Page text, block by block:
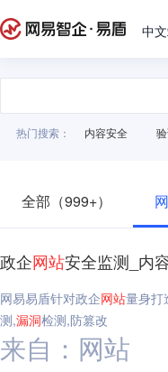
中
热门搜索： 内容安全
全部（999+）
政企网站安全监测_内
网易易盾针对政企网站量身打
测,漏洞检测,防篡改
来自：网站